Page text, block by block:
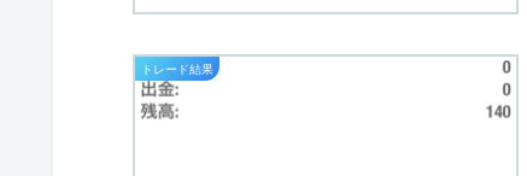
トレード結果